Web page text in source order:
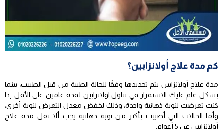
كم مدة علاج أولانزابين؟
مدة علاج أولانزابين يتم تحديدها وفقًا للحالة الطبية من قبل الطبيب، بينما
بشكل عام عليك الاستمرار في تناول اولانزابين لمدة عامين على الأقل إذا
كنت تعرضت لنوبة ذهانية واحدة، وذلك لخفض معدل التعرض لنوبة أخرى،
وأما الحالات التي أصيبت بأكثر من نوبة ذهانية يجب ألا تقل مدة علاج
أولانزابين عن 5 أعوام.